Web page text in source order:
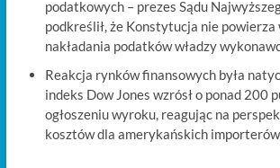
podatkowych – prezes Sądu
podkreślił, że Konstytucja nie powierza
nakładania podatków władzy
Reakcja rynków finansowych była
indeks Dow Jones wzrósł o ponad 200
ogłoszeniu wyroku, reagując na
kosztów dla amerykańskich